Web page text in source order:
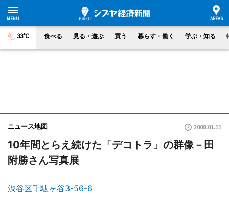
33°C 食べる 見る・遊ぶ 買う 暮らす・働く 学ぶ・知る
ニュース地図 2008.01.11
10年間とらえ続けた「デコトラ」の群像－田
附勝さん写真展
渋谷区千駄ヶ谷3-56-6